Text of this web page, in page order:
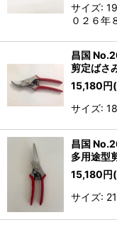
サイズ:
０２６年
昌国
剪定ばさ
15,180円
サイズ:
昌国
多用途型
15,180円
サイズ: